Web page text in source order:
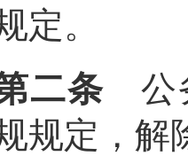
定。
二条 公
规定，解